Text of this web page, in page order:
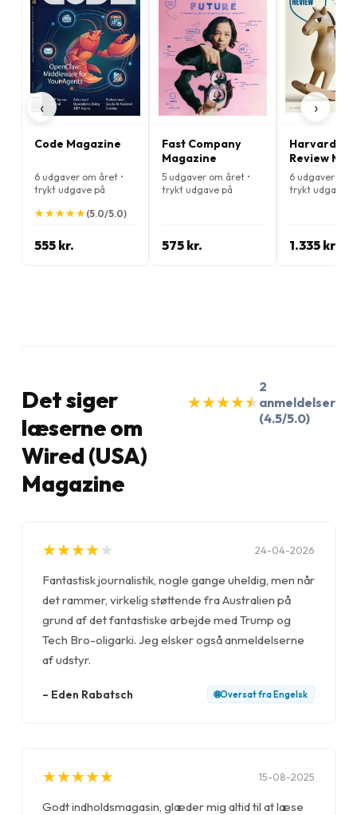
‹
Code Magazine
6 udgaver om året •
trykt udgave på
★
★★
★★
★★
★★
★(5.0/5.0)
555 kr.
Fast Company
Magazine
5 udgaver om året •
trykt udgave på
575 kr.
Harvard
Review
6 udgaver om
trykt udgave
1.335 kr.
›
Det siger
læserne om
Wired (USA)
Magazine
★
★★
★★
★★
★★
★
2
anmeldelser
(4.5/5.0)
★
★★
★★
★★
★★
★ 24-04-2026
Fantastisk journalistik, nogle gange uheldig, men når
det rammer, virkelig støttende fra Australien på
grund af det fantastiske arbejde med Trump og
Tech Bro-oligarki. Jeg elsker også anmeldelserne
af udstyr.
– Eden Rabatsch 🌐Oversat fra Engelsk
★
★★
★★
★★
★★
★ 15-08-2025
Godt indholdsmagasin, glæder mig altid til at læse